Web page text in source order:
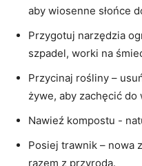
aby wiosenne słońce
Przygotuj narzędzia
szpadel, worki na⁤
Przycinaj rośliny –
żywe, aby zachęcić do
Nawieź kompostu ​-⁤
Posiej trawnik – nowa
razem ⁢z ⁣przyrodą.